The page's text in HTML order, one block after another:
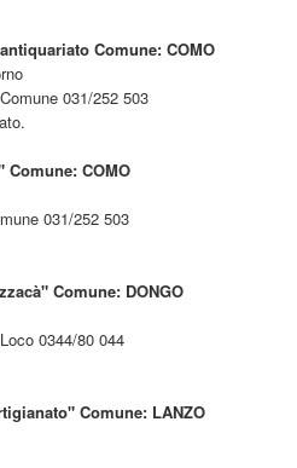
Comune: COMO
031/252 503
Comune: COMO
031/252 503
Comune: DONGO
0344/80 044
Comune: LANZO